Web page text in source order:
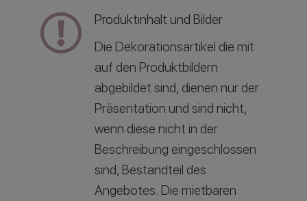
Produktinhalt und Bilder
Die Dekorationsartikel die mit
auf den Produktbildern
abgebildet sind, dienen nur der
Präsentation und sind nicht,
wenn diese nicht in der
Beschreibung eingeschlossen
sind, Bestandteil des
Angebotes. Die mietbaren